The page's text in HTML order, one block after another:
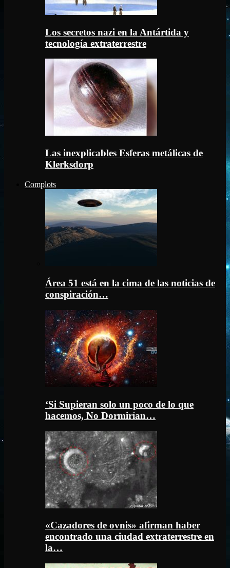
Los secretos nazi en la Antártida y
tecnología extraterrestre
Las inexplicables Esferas metálicas de
Klerksdorp
Complots
Área 51 está en la cima de las noticias de
conspiración…
‘Si Supieran solo un poco de lo que
hacemos, No Dormirían…
«Cazadores de ovnis» afirman haber
encontrado una ciudad extraterrestre en
la…